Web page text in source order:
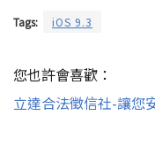
Tags: iOS 9.3
您也許會喜歡：
立達合法徵信社-讓您